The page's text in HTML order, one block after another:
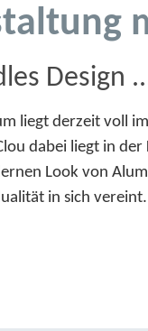
Design
liegt derzeit voll
dabei liegt in
Look von
in sich